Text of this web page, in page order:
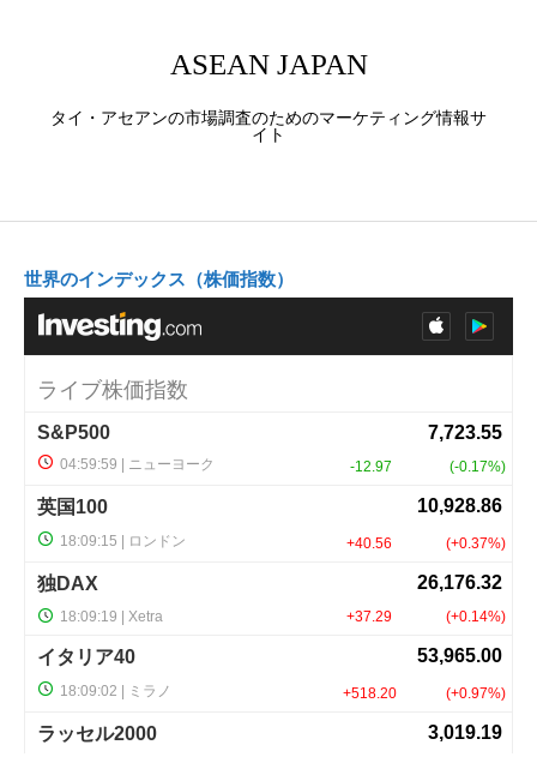
ASEAN JAPAN
タイ・アセアンの市場調査のためのマーケティング情報サ
イト
世界のインデックス（株価指数）